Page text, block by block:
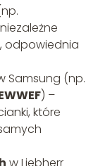
odpowiednia
Samsung (np.
) –
które